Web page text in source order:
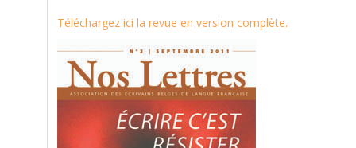
Téléchargez ici la revue en version complète.